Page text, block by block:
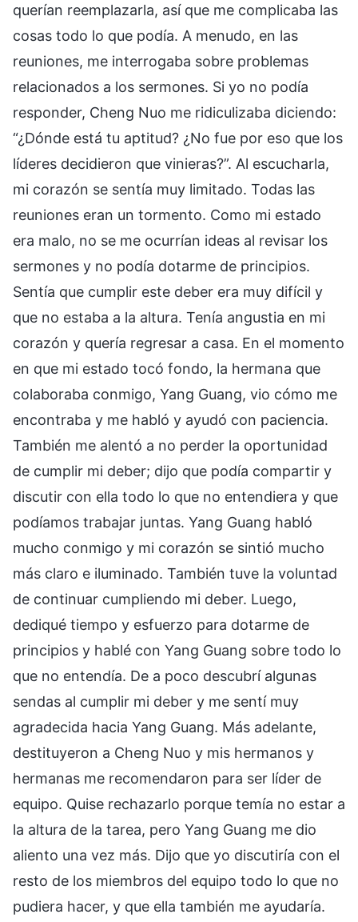
querían reemplazarla, así que me complicaba las
cosas todo lo que podía. A menudo, en las
reuniones, me interrogaba sobre problemas
relacionados a los sermones. Si yo no podía
responder, Cheng Nuo me ridiculizaba diciendo:
“¿Dónde está tu aptitud? ¿No fue por eso que los
líderes decidieron que vinieras?”. Al escucharla,
mi corazón se sentía muy limitado. Todas las
reuniones eran un tormento. Como mi estado
era malo, no se me ocurrían ideas al revisar los
sermones y no podía dotarme de principios.
Sentía que cumplir este deber era muy difícil y
que no estaba a la altura. Tenía angustia en mi
corazón y quería regresar a casa. En el momento
en que mi estado tocó fondo, la hermana que
colaboraba conmigo, Yang Guang, vio cómo me
encontraba y me habló y ayudó con paciencia.
También me alentó a no perder la oportunidad
de cumplir mi deber; dijo que podía compartir y
discutir con ella todo lo que no entendiera y que
podíamos trabajar juntas. Yang Guang habló
mucho conmigo y mi corazón se sintió mucho
más claro e iluminado. También tuve la voluntad
de continuar cumpliendo mi deber. Luego,
dediqué tiempo y esfuerzo para dotarme de
principios y hablé con Yang Guang sobre todo lo
que no entendía. De a poco descubrí algunas
sendas al cumplir mi deber y me sentí muy
agradecida hacia Yang Guang. Más adelante,
destituyeron a Cheng Nuo y mis hermanos y
hermanas me recomendaron para ser líder de
equipo. Quise rechazarlo porque temía no estar a
la altura de la tarea, pero Yang Guang me dio
aliento una vez más. Dijo que yo discutiría con el
resto de los miembros del equipo todo lo que no
pudiera hacer, y que ella también me ayudaría.